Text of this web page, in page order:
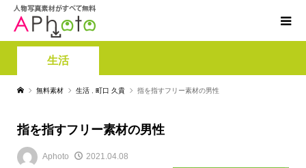
生活
無料素材 生活 町口 久貴 指を指すフリー素材の男性
指を指すフリー素材の男性
Aphoto 2021.04.08